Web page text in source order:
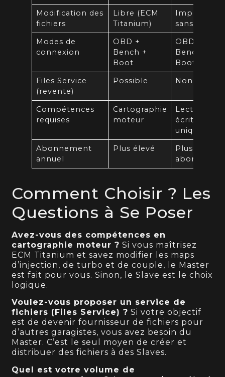
Modification des
fichiers
Libre (ECM
Titanium)
Impossible
sans Master
Modes de
connexion
OBD +
Bench +
Boot
OBD +
Bench +
Boot
Files Service
(revente)
Possible Non
Compétences
requises
Cartographie
moteur
Lecture/
écriture
uniquement
Abonnement
annuel
Plus élevé
Plus
abordable
Comment Choisir ? Les
Questions à Se Poser
Avez-vous des compétences en
cartographie moteur ? Si vous maîtrisez
ECM Titanium et savez modifier les maps
d’injection, de turbo et de couple, le Master
est fait pour vous. Sinon, le Slave est le choix
logique.
Voulez-vous proposer un service de
fichiers (Files Service) ? Si votre objectif
est de devenir fournisseur de fichiers pour
d’autres garagistes, vous avez besoin du
Master. C’est le seul moyen de créer et
distribuer des fichiers à des Slaves.
Quel est votre volume de